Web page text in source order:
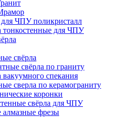
ЧПУ поликристалл
тонкостенные для ЧПУ
свёрла
свёрла по граниту
вакуумного спекания
сверла по керамограниту
коронки
свёрла для ЧПУ
фрезы